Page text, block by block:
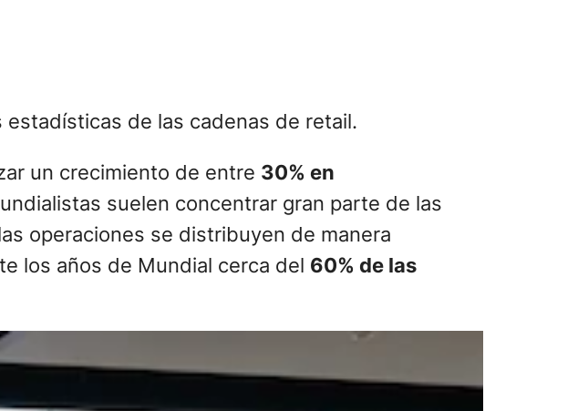
de las cadenas de retail.
un crecimiento de entre 30% en
suelen concentrar gran parte de las
operaciones se distribuyen de manera
los años de Mundial cerca del 60% de las